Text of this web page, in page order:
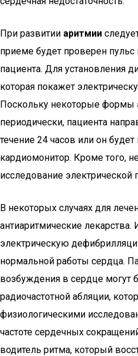
При развитии аритмии
приеме будет проверен
пациента. Для установления
которая покажет
Поскольку некоторые формы
периодически, пациента
течение 24 часов или он
кардиомонитор. Кроме того,
исследование электрической
В некоторых случаях для
антиаритмические лекарства.
электрическую
нормальной работы сердца.
возбуждения в сердце
радиочастотной абляции,
физиологическими
частоте сердечных
водитель ритма, который